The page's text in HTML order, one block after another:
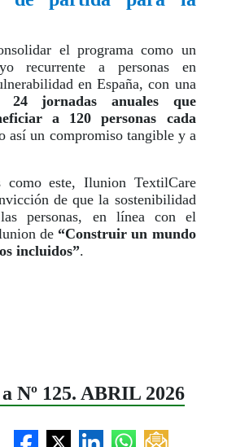
el programa como un
recurrente a personas en
en España, con una
24 jornadas anuales que
a 120 personas cada
así un compromiso tangible y a
como este, Ilunion TextilCare
de que la sostenibilidad
personas, en línea con el
de “Construir un mundo
incluidos”.
Nº 125. ABRIL 2026